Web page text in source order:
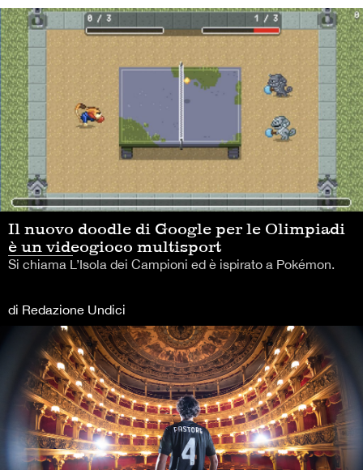
Il nuovo doodle di Google per le Olimpiadi
è un videogioco multisport
Si chiama L’Isola dei Campioni ed è ispirato a Pokémon.
di Redazione Undici